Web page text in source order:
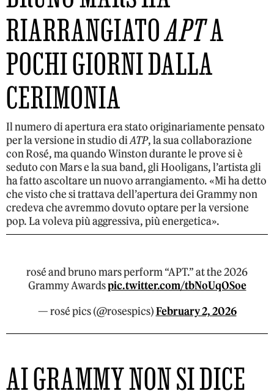
RIARRANGIATO APTA
POCHI GIORNI DALLA
CERIMONIA
Il numero di apertura era stato originariamente pensato
per la versione in studio diATP, la sua collaborazione
con Rosé, ma quando Winston durante le prove si è
seduto con Mars e la sua band, gli Hooligans, l’artista gli
ha fatto ascoltare un nuovo arrangiamento. «Mi ha detto
che visto che si trattava dell’apertura dei Grammy non
credeva che avremmo dovuto optare per la versione
pop. La voleva più aggressiva, più energetica».
rosé and bruno mars perform “APT.” at the 2026
Grammy Awardspic.twitter.com/tbNoUqOSoe
— rosé pics (@rosespics)February 2, 2026
AI GRAMMY NON SI DICE